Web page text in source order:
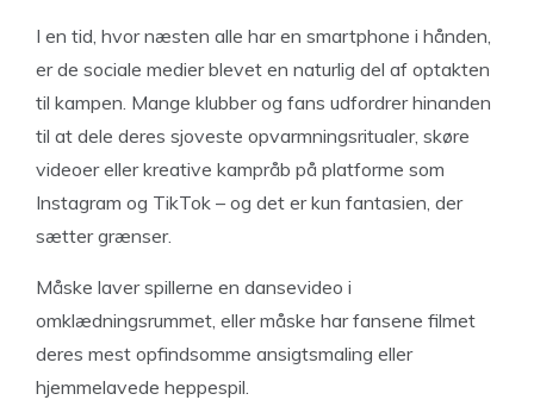
I en tid, hvor næsten alle har en smartphone i hånden,
er de sociale medier blevet en naturlig del af optakten
til kampen. Mange klubber og fans udfordrer hinanden
til at dele deres sjoveste opvarmningsritualer, skøre
videoer eller kreative kampråb på platforme som
Instagram og TikTok – og det er kun fantasien, der
sætter grænser.
Måske laver spillerne en dansevideo i
omklædningsrummet, eller måske har fansene filmet
deres mest opfindsomme ansigtsmaling eller
hjemmelavede heppespil.